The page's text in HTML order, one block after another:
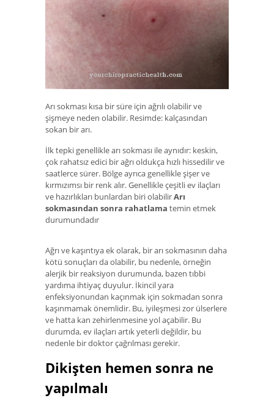
Arı sokması kısa bir süre için ağrılı olabilir ve
şişmeye neden olabilir. Resimde: kalçasından
sokan bir arı.
İlk tepki genellikle arı sokması ile aynıdır: keskin,
çok rahatsız edici bir ağrı oldukça hızlı hissedilir ve
saatlerce sürer. Bölge ayrıca genellikle şişer ve
kırmızımsı bir renk alır. Genellikle çeşitli ev ilaçları
ve hazırlıkları bunlardan biri olabilirArı
sokmasından sonra rahatlama temin etmek
durumundadır
Ağrı ve kaşıntıya ek olarak, bir arı sokmasının daha
kötü sonuçları da olabilir, bu nedenle, örneğin
alerjik bir reaksiyon durumunda, bazen tıbbi
yardıma ihtiyaç duyulur. İkincil yara
enfeksiyonundan kaçınmak için sokmadan sonra
kaşınmamak önemlidir. Bu, iyileşmesi zor ülserlere
ve hatta kan zehirlenmesine yol açabilir. Bu
durumda, ev ilaçları artık yeterli değildir, bu
nedenle bir doktor çağrılması gerekir.
Dikişten hemen sonra ne
yapılmalı